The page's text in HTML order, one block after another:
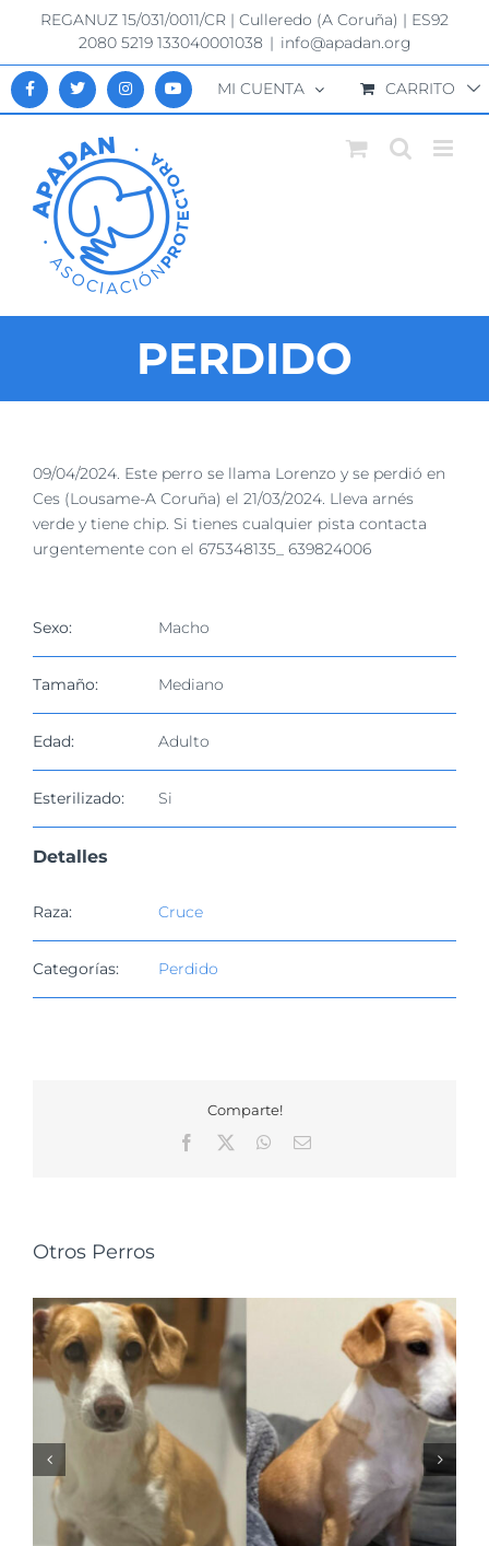
Saltar
contenido
REGANUZ 15/031/0011/CR | Culleredo (A Coruña) | ES92
2080 5219 133040001038 | info@apadan.org
MI CUENTA CARRITO
PERDIDO
Ver
imagen
más
grande
09/04/2024. Este perro se llama Lorenzo y se perdió en
Ces (Lousame-A Coruña) el 21/03/2024. Lleva arnés
verde y tiene chip. Si tienes cualquier pista contacta
urgentemente con el 675348135_ 639824006
Sexo: Macho
Tamaño: Mediano
Edad: Adulto
Esterilizado: Si
Detalles
Raza: Cruce
Categorías: Perdido
Comparte!
Facebook
WhatsApp
Correo
Otros Perros
Perdida en Vilasantar